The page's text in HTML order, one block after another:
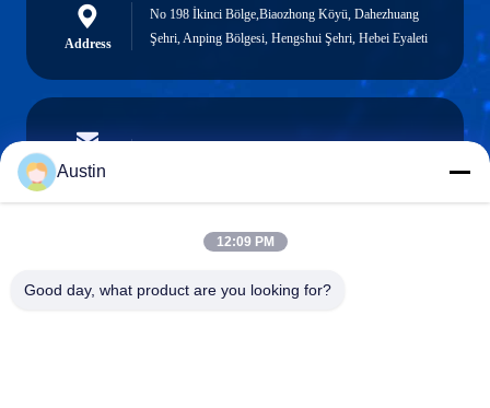
Address
No 198 İkinci Bölge,Biaozhong Köyü, Dahezhuang
Şehri, Anping Bölgesi, Hengshui Şehri, Hebei Eyaleti
E-mail
Phone
Austin
12:09 PM
Good day, what product are you looking for?